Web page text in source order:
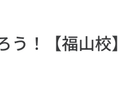
！【福山校】